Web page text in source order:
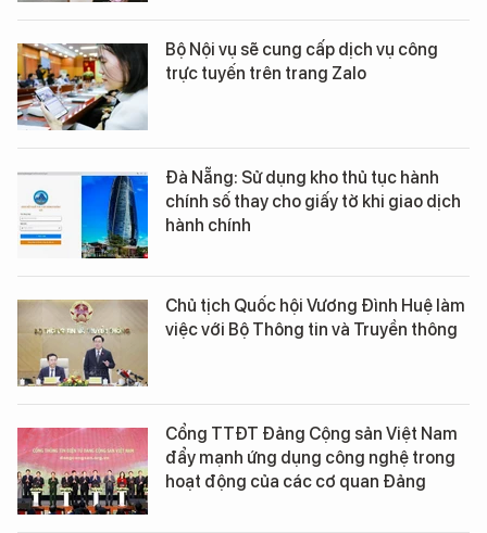
Bộ Nội vụ sẽ cung cấp dịch vụ công
trực tuyến trên trang Zalo
Đà Nẵng: Sử dụng kho thủ tục hành
chính số thay cho giấy tờ khi giao dịch
hành chính
Chủ tịch Quốc hội Vương Đình Huệ làm
việc với Bộ Thông tin và Truyền thông
Cổng TTĐT Đảng Cộng sản Việt Nam
đẩy mạnh ứng dụng công nghệ trong
hoạt động của các cơ quan Đảng